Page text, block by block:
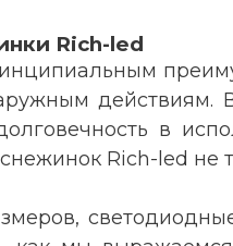
Rich-led
в
Rich-led не